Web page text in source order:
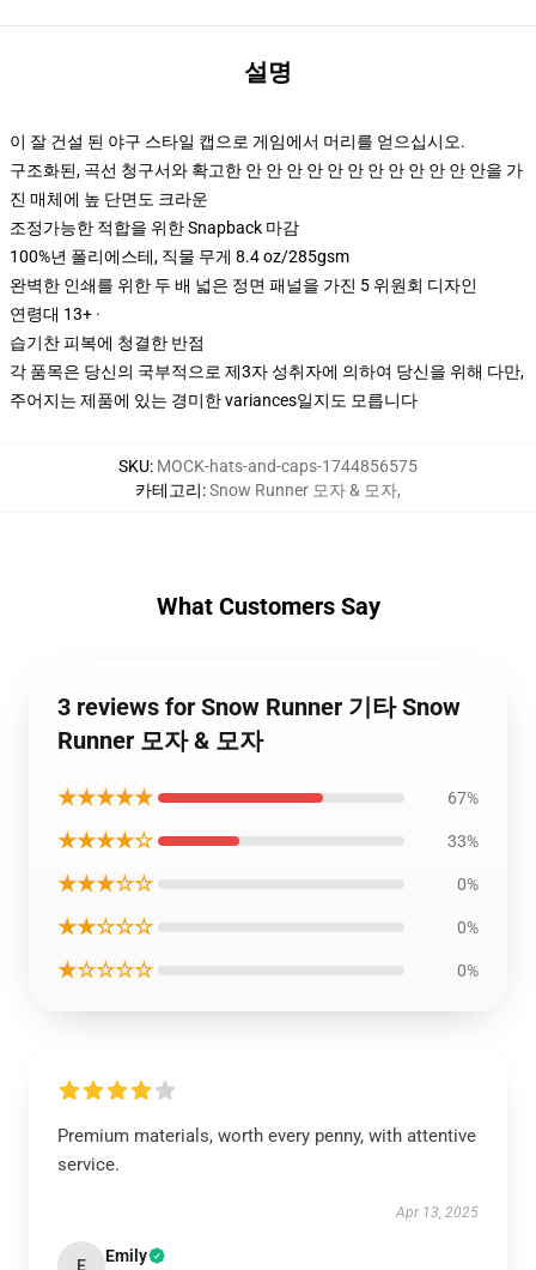
설명
이 잘 건설 된 야구 스타일 캡으로 게임에서 머리를 얻으십시오.
구조화된, 곡선 청구서와 확고한 안 안 안 안 안 안 안 안 안 안 안 안을 가
진 매체에 높 단면도 크라운
조정가능한 적합을 위한 Snapback 마감
100%년 폴리에스테, 직물 무게 8.4 oz/285gsm
완벽한 인쇄를 위한 두 배 넓은 정면 패널을 가진 5 위원회 디자인
연령대 13+ ·
습기찬 피복에 청결한 반점
각 품목은 당신의 국부적으로 제3자 성취자에 의하여 당신을 위해 다만,
주어지는 제품에 있는 경미한 variances일지도 모릅니다
SKU: MOCK-hats-and-caps-1744856575
카테고리:Snow Runner 모자 & 모자,
What Customers Say
3 reviews for Snow Runner 기타 Snow
Runner 모자 & 모자
★★★★★ 67%
★★★★☆ 33%
★★★☆☆ 0%
★★☆☆☆ 0%
★☆☆☆☆ 0%
Premium materials, worth every penny, with attentive
service.
Apr 13, 2025
E Emily